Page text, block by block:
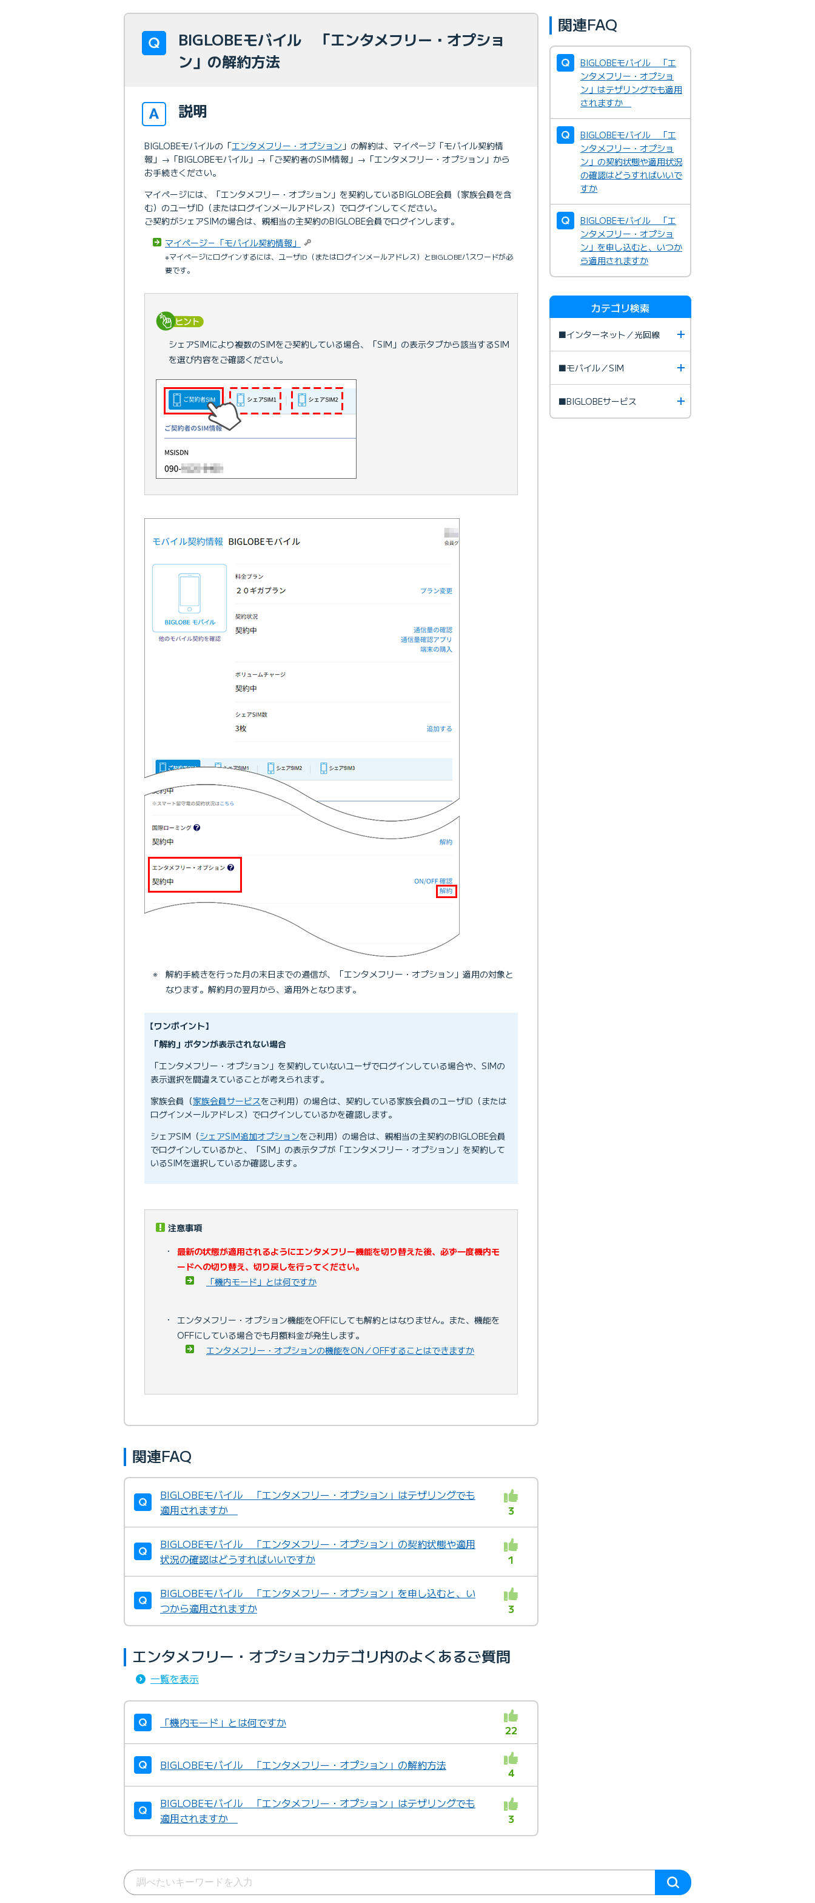
BIGLOBEモバイル 「エンタメフリー・オプショ
ン」の解約方法
説明
BIGLOBEモバイルの「エンタメフリー・オプション 」の解約は、マイページ「モバイル契約情
報」→「BIGLOBEモバイル」→「ご契約者のSIM情報」→「エンタメフリー・オプション」から
お手続きください。
マイページには、「エンタメフリー・オプション」を契約しているBIGLOBE会員（家族会員を含
む）のユーザID（またはログインメールアドレス）でログインしてください。
ご契約がシェアSIMの場合は、親相当の主契約のBIGLOBE会員でログインします。
マイページ－「モバイル契約情報」
※マイページにログインするには、ユーザID（またはログインメールアドレス）とBIGLOBEパスワードが必
要です。
シェアSIMにより複数のSIMをご契約している場合、「SIM」の表示タブから該当するSIM
を選び内容をご確認ください。
※
解約手続きを行った月の末日までの通信が、「エンタメフリー・オプション」適用の対象と
なります。解約月の翌月から、適用外となります。
【ワンポイント】
「解約」ボタンが表示されない場合
「エンタメフリー・オプション」を契約していないユーザでログインしている場合や、SIMの
表示選択を間違えていることが考えられます。
家族会員（家族会員サービスをご利用）の場合は、契約している家族会員のユーザID（または
ログインメールアドレス）でログインしているかを確認します。
シェアSIM（シェアSIM追加オプションをご利用）の場合は、親相当の主契約のBIGLOBE会員
でログインしているかと、「SIM」の表示タブが「エンタメフリー・オプション」を契約して
いるSIMを選択しているか確認します。
注意事項
・
最新の状態が適用されるようにエンタメフリー機能を切り替えた後、必ず一度機内モ
ードへの切り替え、切り戻しを行ってください。
「機内モード」とは何ですか
・
エンタメフリー・オプション機能をOFFにしても解約とはなりません。また、機能を
OFFにしている場合でも月額料金が発生します。
エンタメフリー・オプションの機能をON／OFFすることはできますか
関連FAQ
BIGLOBEモバイル 「エンタメフリー・オプション」はテザリングでも
適用されますか
3
BIGLOBEモバイル 「エンタメフリー・オプション」の契約状態や適用
状況の確認はどうすればいいですか
1
BIGLOBEモバイル 「エンタメフリー・オプション」を申し込むと、い
つから適用されますか
3
エンタメフリー・オプションカテゴリ内のよくあるご質問
一覧を表示
「機内モード」とは何ですか
22
BIGLOBEモバイル 「エンタメフリー・オプション」の解約方法
4
BIGLOBEモバイル 「エンタメフリー・オプション」はテザリングでも
適用されますか
3
関連FAQ
BIGLOBEモバイル 「エ
ンタメフリー・オプショ
ン」はテザリングでも適用
されますか
BIGLOBEモバイル 「エ
ンタメフリー・オプショ
ン」の契約状態や適用状況
の確認はどうすればいいで
すか
BIGLOBEモバイル 「エ
ンタメフリー・オプショ
ン」を申し込むと、いつか
ら適用されますか
カテゴリ検索
■インターネット／光回線
■モバイル／SIM
■BIGLOBEサービス